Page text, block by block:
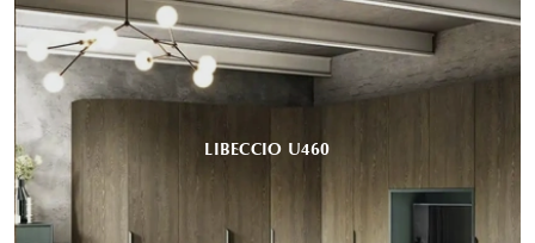
LIBECCIO U460